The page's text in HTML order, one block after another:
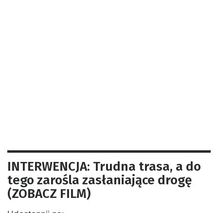
INTERWENCJA: Trudna trasa, a do
tego zarośla zasłaniające drogę
(ZOBACZ FILM)